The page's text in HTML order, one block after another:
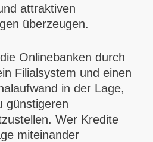
attraktiven
überzeugen.
Onlinebanken durch
Filialsystem und einen
in der Lage,
günstigeren
Wer Kredite
miteinander